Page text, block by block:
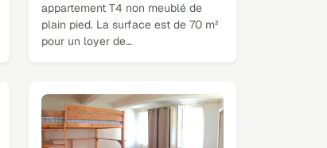
appartement T4 non meublé de
plain pied. La surface est de 70 m²
pour un loyer de…